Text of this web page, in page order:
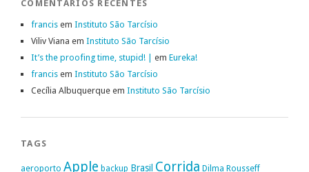
COMENTÁRIOS RECENTES
francis em Instituto São Tarcísio
Viliv Viana em Instituto São Tarcísio
It’s the proofing time, stupid! | em Eureka!
francis em Instituto São Tarcísio
Cecília Albuquerque em Instituto São Tarcísio
TAGS
aeroporto Apple backup Brasil Corrida Dilma Rousseff